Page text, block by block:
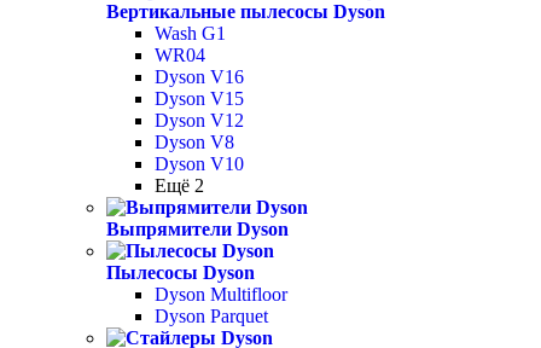
Вертикальные пылесосы Dyson
Wash G1
WR04
Dyson V16
Dyson V15
Dyson V12
Dyson V8
Dyson V10
Ещё 2
Выпрямители Dyson
Пылесосы Dyson
Dyson Multifloor
Dyson Parquet